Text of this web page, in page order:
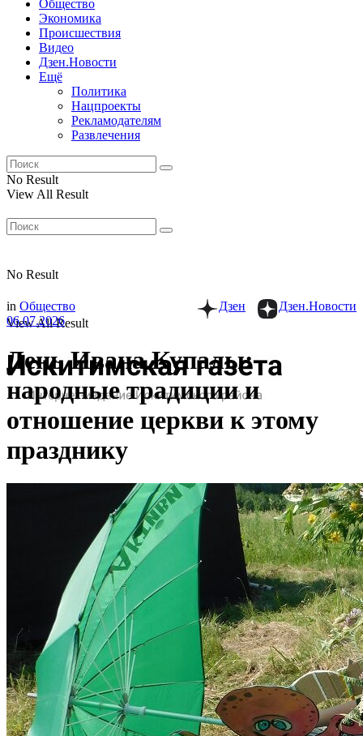
Общество
Экономика
Происшествия
Видео
Дзен.Новости
Ещё
Политика
Нацпроекты
Рекламодателям
Развлечения
No Result
View All Result
No Result
View All Result
Дзен.Новости
Дзен
in Общество
06.07.2026
День Ивана Купалы:
народные традиции и
отношение церкви к этому
празднику